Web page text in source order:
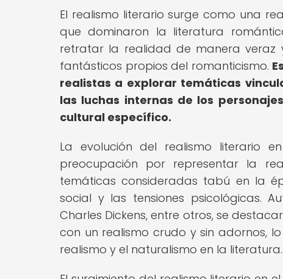
El realismo literario surge como una
que dominaron la literatura
retratar la realidad de manera veraz
fantásticos propios del romanticismo.
realistas a explorar temáticas
las luchas internas de los
cultural específico.
La evolución del realismo literario
preocupación por representar la
temáticas consideradas tabú en la
social y las tensiones psicológicas.
Charles Dickens, entre otros, se
con un realismo crudo y sin adornos,
realismo y el naturalismo en la literatura.